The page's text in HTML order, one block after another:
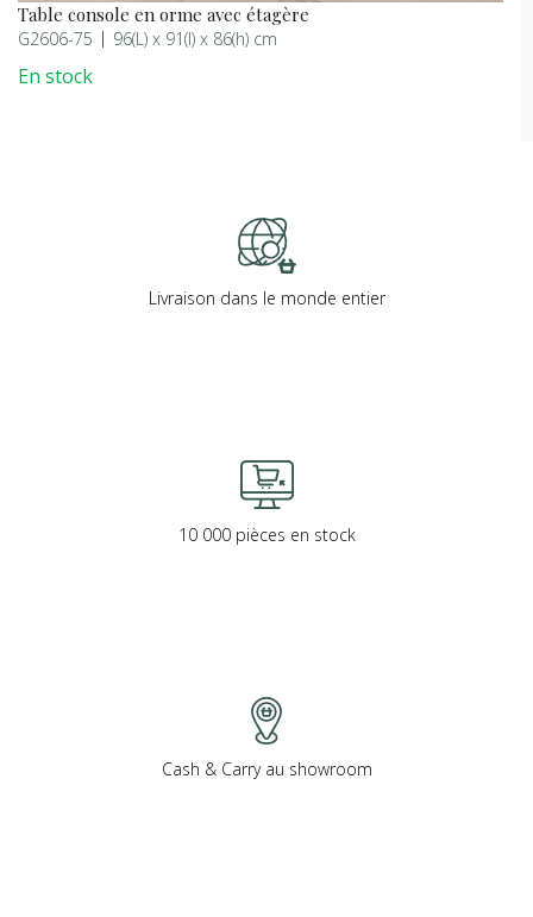
Table console en orme avec étagère
G2606-75 96(L) x 91(l) x 86(h) cm
En stock
Livraison dans le monde entier
10 000 pièces en stock
Cash & Carry au showroom